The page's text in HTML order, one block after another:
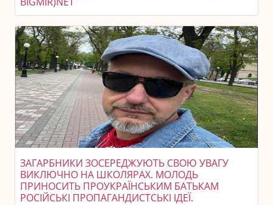
ЗАГАРБНИКИ ЗОСЕРЕДЖУЮТЬ СВОЮ УВАГУ
ВИКЛЮЧНО НА ШКОЛЯРАХ. МОЛОДЬ
ПРИНОСИТЬ ПРОУКРАЇНСЬКИМ БАТЬКАМ
РОСІЙСЬКІ ПРОПАГАНДИСТСЬКІ ІДЕЇ.